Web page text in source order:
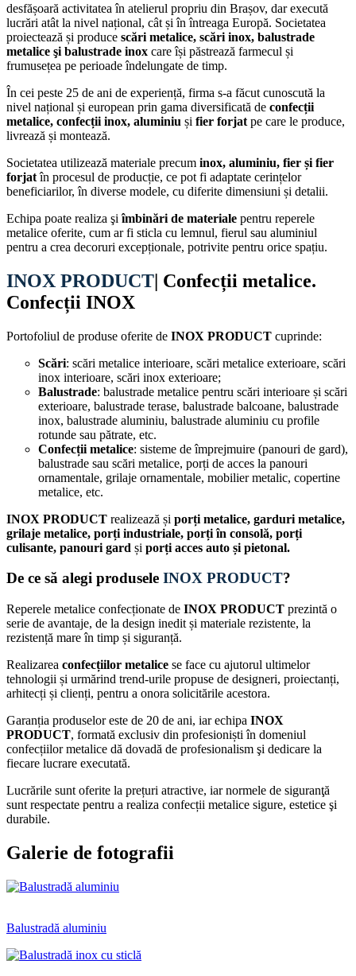
desfășoară activitatea în atelierul propriu din Brașov, dar execută
lucrări atât la nivel național, cât și în întreaga Europă. Societatea
proiectează și produce scări metalice, scări inox, balustrade
metalice şi balustrade inox care își păstrează farmecul și
frumusețea pe perioade îndelungate de timp.
În cei peste 25 de ani de experiență, firma s-a făcut cunoscută la
nivel național și european prin gama diversificată de confecții
metalice, confecții inox, aluminiu și fier forjat pe care le produce,
livrează și montează.
Societatea utilizează materiale precum inox, aluminiu, fier și fier
forjatîn procesul de producție, ce pot fi adaptate cerințelor
beneficiarilor, în diverse modele, cu diferite dimensiuni și detalii.
Echipa poate realiza şi îmbinări de materiale pentru reperele
metalice oferite, cum ar fi sticla cu lemnul, fierul sau aluminiul
pentru a crea decoruri excepționale, potrivite pentru orice spațiu.
INOX PRODUCT| Confecții metalice.
Confecții INOX
Portofoliul de produse oferite de INOX PRODUCT cuprinde:
Scări: scări metalice interioare, scări metalice exterioare, scări
inox interioare, scări inox exterioare;
Balustrade: balustrade metalice pentru scări interioare și scări
exterioare, balustrade terase, balustrade balcoane, balustrade
inox, balustrade aluminiu, balustrade aluminiu cu profile
rotunde sau pătrate, etc.
Confecții metalice: sisteme de împrejmuire (panouri de gard),
balustrade sau scări metalice, porți de acces la panouri
ornamentale, grilaje ornamentale, mobilier metalic, copertine
metalice, etc.
INOX PRODUCT realizează și porți metalice, garduri metalice,
grilaje metalice, porți industriale, porți în consolă, porți
culisante, panouri gard și porți acces auto și pietonal.
De ce să alegi produsele INOX PRODUCT?
Reperele metalice confecționate de INOX PRODUCT prezintă o
serie de avantaje, de la design inedit și materiale rezistente, la
rezistență mare în timp și siguranță.
Realizarea confecțiilor metalice se face cu ajutorul ultimelor
tehnologii și urmărind trend-urile propuse de designeri, proiectanți,
arhitecți și clienți, pentru a onora solicitările acestora.
Garanția produselor este de 20 de ani, iar echipa INOX
PRODUCT, formată exclusiv din profesioniști în domeniul
confecțiilor metalice dă dovadă de profesionalism şi dedicare la
fiecare lucrare executată.
Lucrările sunt oferite la prețuri atractive, iar normele de siguranţă
sunt respectate pentru a realiza confecții metalice sigure, estetice şi
durabile.
Galerie de fotografii
Balustradă aluminiu